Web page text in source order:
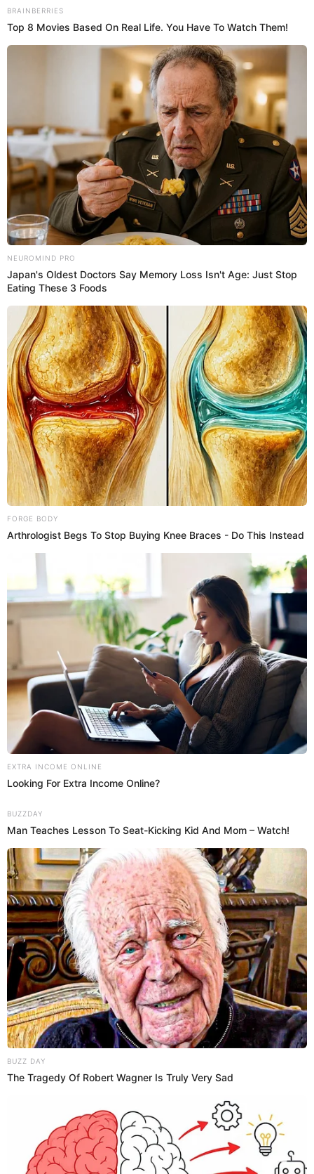
Descubre si la cerveza sin alcohol es una aliada
para tu salud o un peligro oculto
La cerveza es una de las bebidas más populares del mundo, pero
muchos se preguntan si la que no tiene alcohol es buena para la
salud y aquí revelamos el misterio.
Salud
Neurólogo advierte sobre la edad ideal para dejar
de consumir cerveza y otras bebidas alcohólicas
¿Quieres tener una vejez saludable? Esta recomendación de un
experto sobre las bebidas alcohólicas te ayudará a lograrlo.
Madeley Lozano
Salud
09 Sep 2024 | 17:13 h
Gaseosa o cerveza: ¿Cuál de estas bebidas
contiene más azúcar y es más perjudicial para la
La cerveza y la gaseosa son dos de las bebidas más consumidas
en el Perú. Es importante conocer sus repercusiones en la salud
humana.
Enzo Torres
Salud